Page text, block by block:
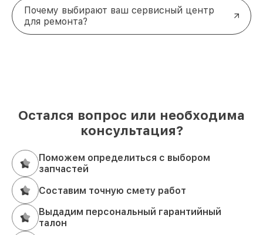
Почему выбирают ваш сервисный центр
для ремонта?
Остался вопрос или необходима
консультация?
Поможем определиться с выбором
запчастей
Составим точную смету работ
Выдадим персональный гарантийный
талон